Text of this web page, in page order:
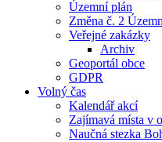
Územní plán
Změna č. 2
Veřejné zakázky
Archiv
Geoportál obce
GDPR
Volný čas
Kalendář akcí
Zajímavá místa v
Naučná stezka